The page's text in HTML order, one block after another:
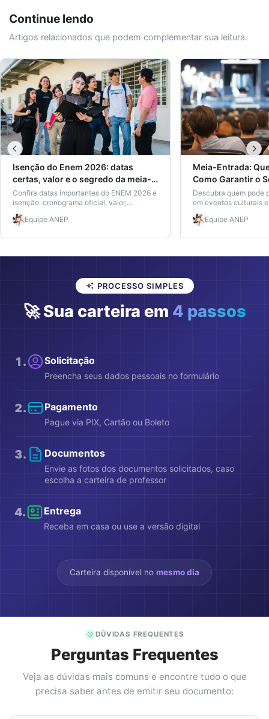
Continue lendo
Artigos relacionados que podem complementar sua leitura.
Isenção do Enem 2026: datas
certas, valor e o segredo da meia-
entrada
Confira datas importantes do ENEM 2026 e
isenção: cronograma oficial, valor,
inscrição, como pedir isenção e garantir
meia-entrada com a Carteira Nacional de
Equipe ANEP
Meia-Entrada:
Como Garantir o
Eventos Culturais
Descubra quem pode
em eventos culturais
carteira de estudante
Equipe ANEP
PROCESSO SIMPLES
🚀 Sua carteira em 4 passos
1 . Solicitação
Preencha seus dados pessoais no formulário
2. Pagamento
Pague via PIX, Cartão ou Boleto
3. Documentos
Envie as fotos dos documentos solicitados, caso
escolha a carteira de professor
4. Entrega
Receba em casa ou use a versão digital
Carteira disponível no mesmo dia
DÚVIDAS FREQUENTES
Perguntas Frequentes
Veja as dúvidas mais comuns e encontre tudo o que
precisa saber antes de emitir seu documento: